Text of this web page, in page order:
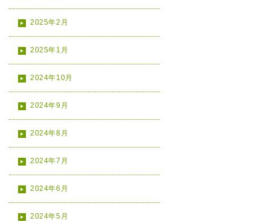
2025年2月
2025年1月
2024年10月
2024年9月
2024年8月
2024年7月
2024年6月
2024年5月